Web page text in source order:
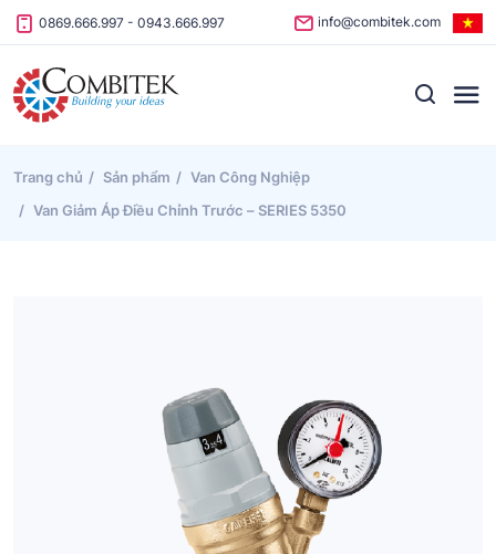
Skip to content
0869.666.997 - 0943.666.997 info@combitek.com
Trang chủ Sản phẩm
Van Công Nghiệp
Van Giảm Áp Điều Chỉnh Trước – SERIES 5350